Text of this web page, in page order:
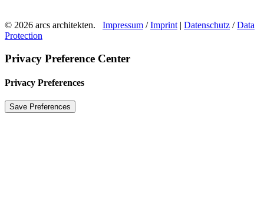
© 2026 arcs architekten. Impressum /Imprint | Datenschutz /Data
Protection
Privacy Preference Center
Privacy Preferences